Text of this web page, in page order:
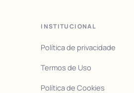
INSTITUCIONAL
Política de privacidade
Termos de Uso
Política de Cookies